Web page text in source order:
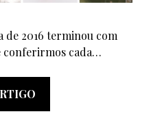
de 2016 terminou com
conferirmos cada…